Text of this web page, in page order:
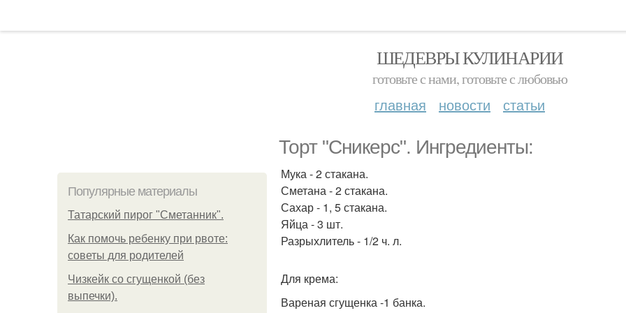
ШЕДЕВРЫ КУЛИНАРИИ
готовьте с нами, готовьте с любовью
главная новости статьи
Торт "Сникерс". Ингредиенты:
Популярные материалы
Татарский пирог "Сметанник".
Как помочь ребенку при рвоте:
советы для родителей
Чизкейк со сгущенкой (без
выпечки).
Мука - 2 стакана.
Сметана - 2 стакана.
Сахар - 1, 5 стакана.
Яйца - 3 шт.
Разрыхлитель - 1/2 ч. л.
Для крема:
Вареная сгущенка -1 банка.